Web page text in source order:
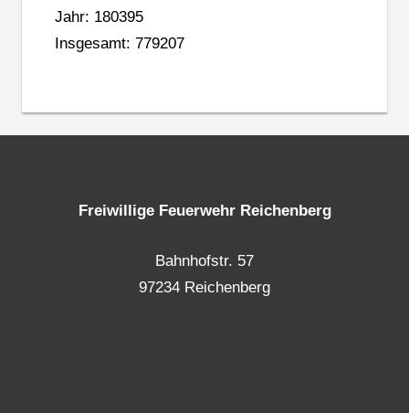
Jahr: 180395
Insgesamt: 779207
Freiwillige Feuerwehr Reichenberg
Bahnhofstr. 57
97234 Reichenberg